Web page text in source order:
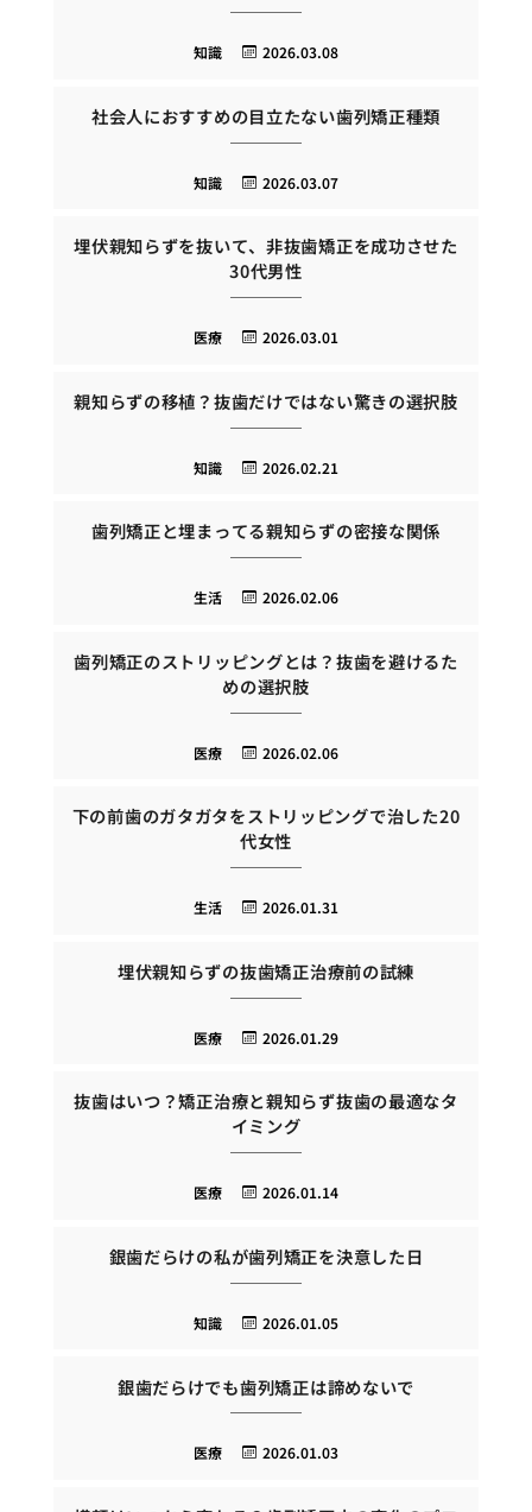
2026.03.08
知識
社会人におすすめの目立たない歯列矯正種類
2026.03.07
知識
埋伏親知らずを抜いて、非抜歯矯正を成功させた
30代男性
2026.03.01
医療
親知らずの移植？抜歯だけではない驚きの選択肢
2026.02.21
知識
歯列矯正と埋まってる親知らずの密接な関係
2026.02.06
生活
歯列矯正のストリッピングとは？抜歯を避けるた
めの選択肢
2026.02.06
医療
下の前歯のガタガタをストリッピングで治した20
代女性
2026.01.31
生活
埋伏親知らずの抜歯矯正治療前の試練
2026.01.29
医療
抜歯はいつ？矯正治療と親知らず抜歯の最適なタ
イミング
2026.01.14
医療
銀歯だらけの私が歯列矯正を決意した日
2026.01.05
知識
銀歯だらけでも歯列矯正は諦めないで
2026.01.03
医療